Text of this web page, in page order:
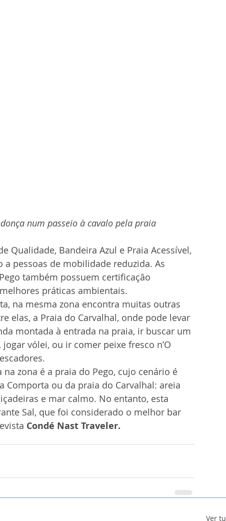
num passeio à cavalo pela praia
Qualidade, Bandeira Azul e Praia Acessível,
pessoas de mobilidade reduzida. As
também possuem certificação
práticas ambientais.
na mesma zona encontra muitas outras
elas, a Praia do Carvalhal, onde pode levar
montada à entrada na praia, ir buscar um
vólei, ou ir comer peixe fresco n’O
zona é a praia do Pego, cujo cenário é
Comporta ou da praia do Carvalhal: areia
e mar calmo. No entanto, esta
Sal, que foi considerado o melhor bar
Condé Nast Traveler.
Ver